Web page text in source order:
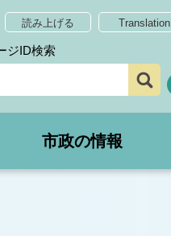
読み上げる Translation
ジID検索
市政の情報